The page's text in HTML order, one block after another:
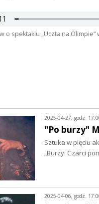
o spektaklu „Uczta na
2025-04-27, godz.
"Po burzy"
Sztuka w pięciu
„Burzy. Czarci
2025-04-06, godz.